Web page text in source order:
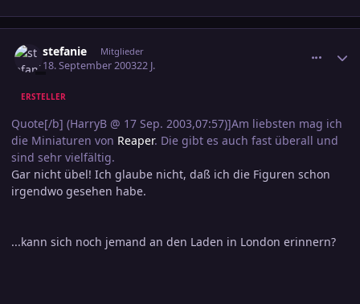
stefanie Mitglieder
18. September 200322 J.
ERSTELLER
Quote[/b] (HarryB @ 17 Sep. 2003,07:57)]Am liebsten mag ich
die Miniaturen von Reaper. Die gibt es auch fast überall und
sind sehr vielfältig.
Gar nicht übel! Ich glaube nicht, daß ich die Figuren schon
irgendwo gesehen habe.
...kann sich noch jemand an den Laden in London erinnern?